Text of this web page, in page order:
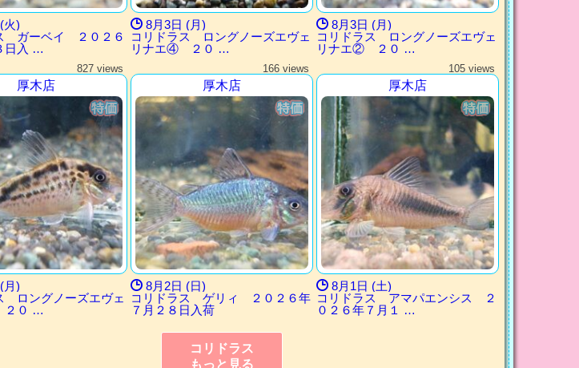
火)
ガーベイ ２０２６
日入 …
8月3日 (月)
コリドラス ロングノーズエヴェ
リナエ④ ２０ …
8月3日 (月)
コリドラス ロングノーズエヴェ
リナエ② ２０ …
827 views
厚木店
月)
ロングノーズエヴェ
０ …
166 views
厚木店
8月2日 (日)
コリドラス ゲリィ ２０２６年
７月２８日入荷
105 views
厚木店
8月1日 (土)
コリドラス アマパエンシス ２
０２６年７月１ …
コリドラス
もっと見る